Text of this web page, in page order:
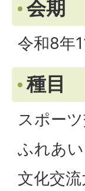
会期
令和8年
種目
スポー
ふれあ
文化交